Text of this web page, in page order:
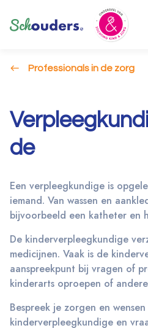
Professionals in de zorg
de
Een verpleegkundige is
iemand. Van wassen en
bijvoorbeeld een katheter en
De kinderverpleegkundige
medicijnen. Vaak is de
aanspreekpunt bij vragen of
kinderarts oproepen of
Bespreek je zorgen en
kinderverpleegkundige en